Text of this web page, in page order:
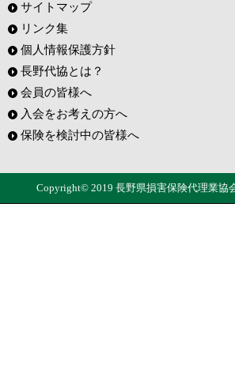
サイトマップ
リンク集
個人情報保護方針
長野代協とは？
会員の皆様へ
入会をお考えの方へ
保険を検討中の皆様へ
Copyright© 2019 長野県損害保険代理業協